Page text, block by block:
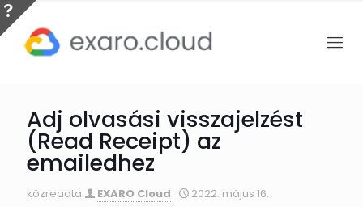
Adj olvasási visszajelzést
(Read Receipt) az
emailedhez
közreadta EXARO Cloud 2022. május 16.